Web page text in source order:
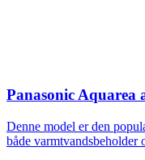
Panasonic Aquarea
Denne model er den
både varmtvandsbeholder